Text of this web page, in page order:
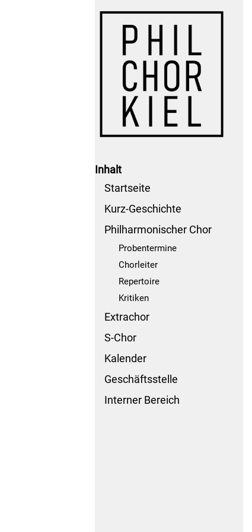
Inhalt
Startseite
Kurz-Geschichte
Philharmonischer Chor
Probentermine
Chorleiter
Repertoire
Kritiken
Extrachor
S-Chor
Kalender
Geschäftsstelle
Interner Bereich